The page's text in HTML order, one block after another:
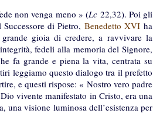
non venga meno » (Lc 22,32). Poi gli
di Pietro, Benedetto XVIha
gioia di credere, a ravvivare la
fedeli alla memoria del Signore,
fa grande e piena la vita, centrata su
leggiamo questo dialogo tra il prefetto
e questi rispose: « Nostro vero padre
vivente manifestato in Cristo, era una
una visione luminosa dell’esistenza per